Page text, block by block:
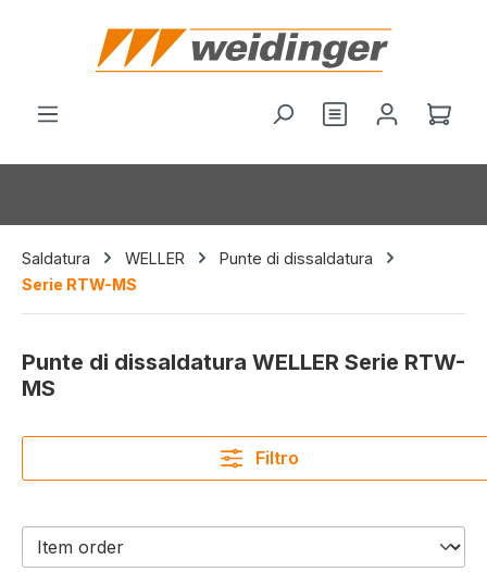
principale
Il
Saldatura WELLER
Punte di dissaldatura
Serie RTW-MS
Punte di dissaldatura WELLER Serie RTW-
MS
Filtro